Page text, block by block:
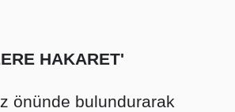
HAKARET'
önünde bulundurarak